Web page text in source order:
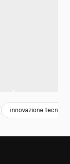
innovazione